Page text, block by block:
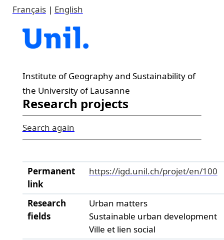
Français| English
Institute of Geography and Sustainability of
the University of Lausanne
Research projects
Search again
Permanent
link
https://igd.unil.ch/projet/en/100
Research
fields
Urban matters
Sustainable urban development
Ville et lien social